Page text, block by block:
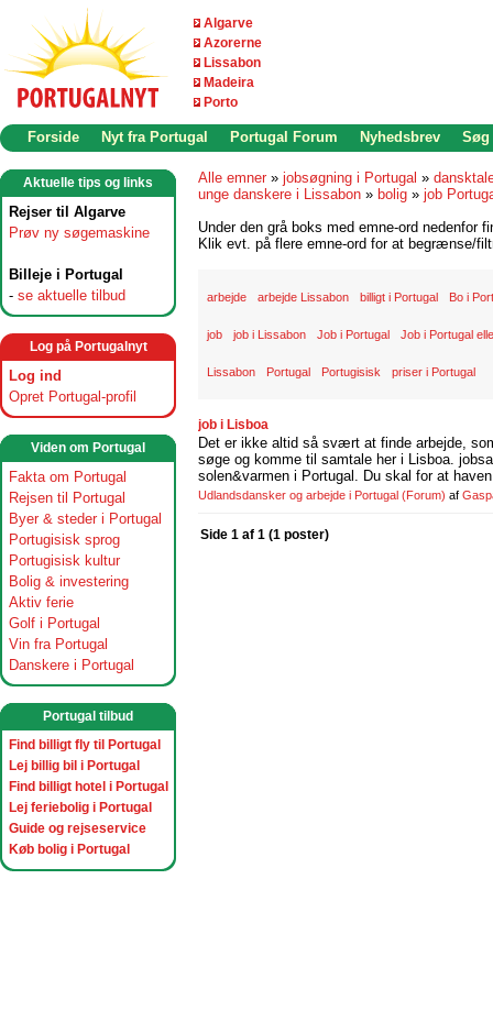
Algarve
Azorerne
Lissabon
Madeira
Porto
Forside Nyt fra Portugal Portugal Forum Nyhedsbrev Søg
Aktuelle tips og links
Rejser til Algarve
Prøv ny søgemaskine
Billeje i Portugal
- se aktuelle tilbud
Log på Portugalnyt
Log ind
Opret Portugal-profil
Viden om Portugal
Fakta om Portugal
Rejsen til Portugal
Byer & steder i Portugal
Portugisisk sprog
Portugisisk kultur
Bolig & investering
Aktiv ferie
Golf i Portugal
Vin fra Portugal
Danskere i Portugal
Portugal tilbud
Find billigt fly til Portugal
Lej billig bil i Portugal
Find billigt hotel i Portugal
Lej feriebolig i Portugal
Guide og rejseservice
Køb bolig i Portugal
Alle emner » jobsøgning i Portugal »
unge danskere i Lissabon » bolig » job
Under den grå boks med emne-ord nedenfor
Klik evt. på flere emne-ord for at begrænse/
arbejde arbejde Lissabon billigt i Portugal Bo i
job job i Lissabon Job i Portugal Job i Portugal
Lissabon Portugal Portugisisk priser i Portugal
job i Lisboa
Det er ikke altid så svært at finde arbejde,
søge og komme til samtale her i Lisboa.
solen&varmen i Portugal. Du skal for at
Udlandsdansker og arbejde i Portugal (Forum) af
Side 1 af 1 (1 poster)